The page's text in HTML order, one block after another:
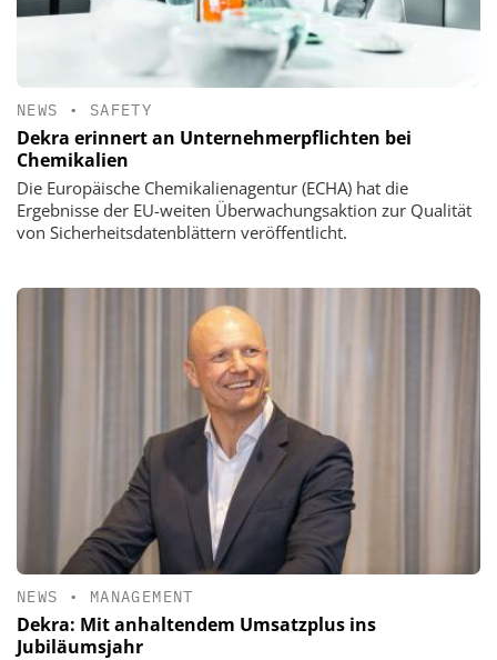
NEWS • SAFETY
Dekra erinnert an Unternehmerpflichten bei
Chemikalien
Die Europäische Chemikalienagentur (ECHA) hat die
Ergebnisse der EU-weiten Überwachungsaktion zur Qualität
von Sicherheitsdatenblättern veröffentlicht.
NEWS • MANAGEMENT
Dekra: Mit anhaltendem Umsatzplus ins
Jubiläumsjahr